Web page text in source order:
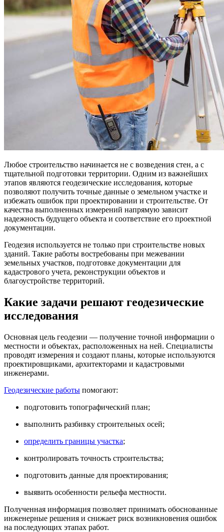
Любое строительство начинается не с возведения стен, а с
тщательной подготовки территории. Одним из важнейших
этапов являются геодезические исследования, которые
позволяют получить точные данные о земельном участке и
избежать ошибок при проектировании и строительстве. От
качества выполненных измерений напрямую зависит
надежность будущего объекта и соответствие его проектной
документации.
Геодезия используется не только при строительстве новых
зданий. Такие работы востребованы при межевании
земельных участков, подготовке документации для
кадастрового учета, реконструкции объектов и
благоустройстве территорий.
Какие задачи решают геодезические
исследования
Основная цель геодезии — получение точной информации о
местности и объектах, расположенных на ней. Специалисты
проводят измерения и создают планы, которые используются
проектировщиками, архитекторами и кадастровыми
инженерами.
Геодезические работы помогают:
подготовить топографический план;
выполнить разбивку строительных осей;
определить границы участка;
контролировать точность строительства;
подготовить данные для проектирования;
выявить особенности рельефа местности.
Полученная информация позволяет принимать обоснованные
инженерные решения и снижает риск возникновения ошибок
на последующих этапах работ.